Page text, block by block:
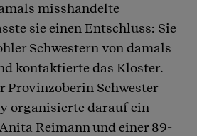
misshandelte
sie einen Entschluss: Sie
Schwestern von damals
kontaktierte das Kloster.
Provinzoberin Schwester
organisierte darauf ein
Reimann und einer 89-